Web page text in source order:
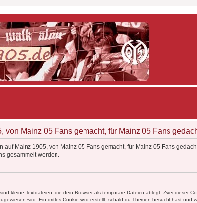
von Mainz 05 Fans gemacht, für Mainz 05 Fans
Mainz 1905, von Mainz 05 Fans gemacht, für Mainz 05 Fans
gesammelt werden.
kleine Textdateien, die dein Browser als temporäre Dateien ablegt. Zwei dieser
wird. Ein drittes Cookie wird erstellt, sobald du Themen besucht hast